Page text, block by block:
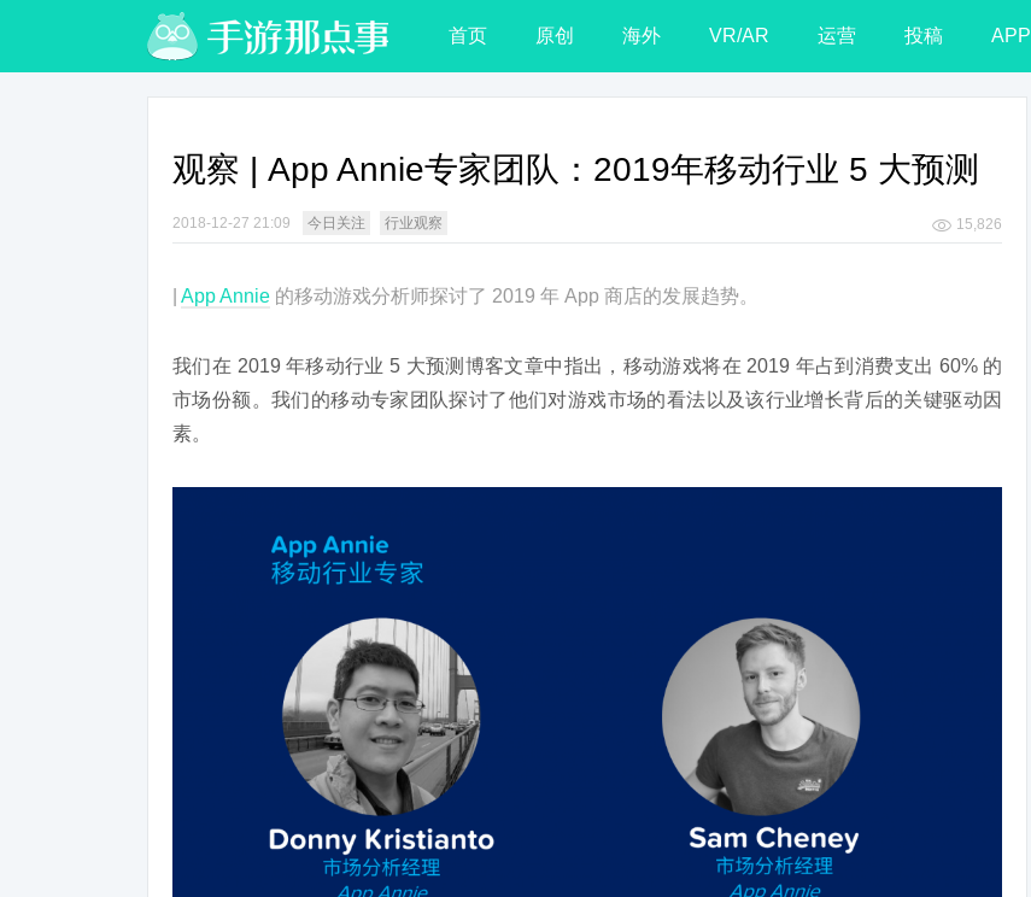
首页 原创 海外 VR/AR 运营 投稿 APP
观察 | App Annie专家团队：2019年移动行业 5 大预测
2018-12-27 21:09 今日关注 行业观察 15,826
App Annie 的移动游戏分析师探讨了 2019 年 App 商店的发展趋势。
我们在 2019 年移动行业 5 大预测博客文章中指出，移动游戏将在 2019 年占到消费支出 60% 的
市场份额。我们的移动专家团队探讨了他们对游戏市场的看法以及该行业增长背后的关键驱动因
素。